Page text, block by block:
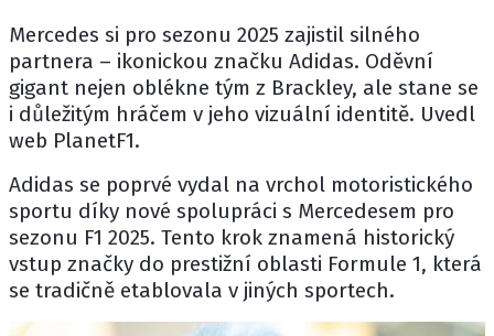
Mercedes si pro sezonu 2025 zajistil silného
partnera – ikonickou značku Adidas. Oděvní
gigant nejen oblékne tým z Brackley, ale stane se
i důležitým hráčem v jeho vizuální identitě. Uvedl
web PlanetF1.
Adidas se poprvé vydal na vrchol motoristického
sportu díky nové spolupráci s Mercedesem pro
sezonu F1 2025. Tento krok znamená historický
vstup značky do prestižní oblasti Formule 1, která
se tradičně etablovala v jiných sportech.